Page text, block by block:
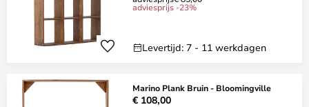
adviesprijs -23%
Levertijd: 7 - 11 werkdagen
Marino Plank Bruin - Bloomingville
€ 108,00